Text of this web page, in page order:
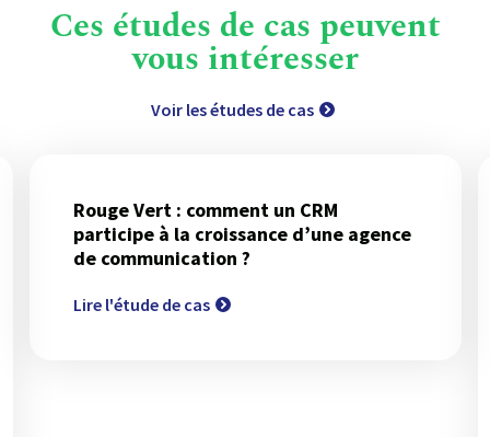
Ces études de cas peuvent
vous intéresser
Voir les études de cas
Rouge Vert : comment un CRM
participe à la croissance d’une agence
de communication ?
Lire l'étude de cas